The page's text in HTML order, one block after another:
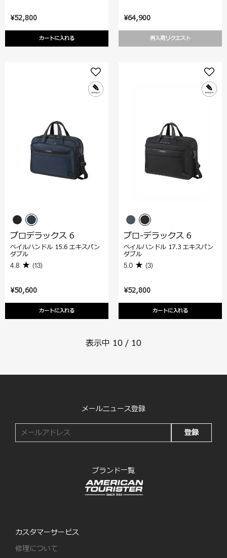
¥52,800
カートに入れる
¥64,900
再入荷リクエスト
¥50,600
カートに入れる
プロデラックス 6
ベイルハンドル 15.6 エキスパン
ダブル
4.8 (13)
¥52,800
カートに入れる
プロ-デラックス 6
ベイルハンドル 17.3 エキスパン
ダブル
5.0 (3)
表示中 10 / 10
メールニュース登録
登録
ブランド一覧
カスタマーサービス
修理について